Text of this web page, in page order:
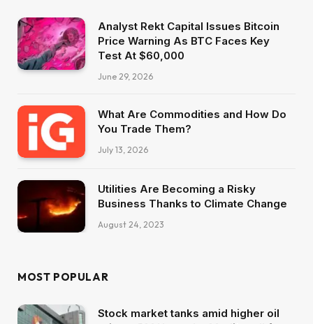
Analyst Rekt Capital Issues Bitcoin
Price Warning As BTC Faces Key
Test At $60,000
June 29, 2026
What Are Commodities and How Do
You Trade Them?
July 13, 2026
Utilities Are Becoming a Risky
Business Thanks to Climate Change
August 24, 2023
MOST POPULAR
Stock market tanks amid higher oil